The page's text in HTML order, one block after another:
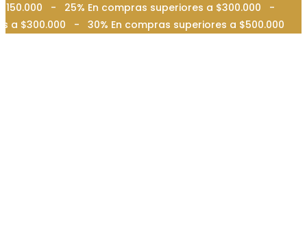
$150.000 - 25% En compras superiores a $300.000 -
a $300.000 - 30% En compras superiores a $500.000